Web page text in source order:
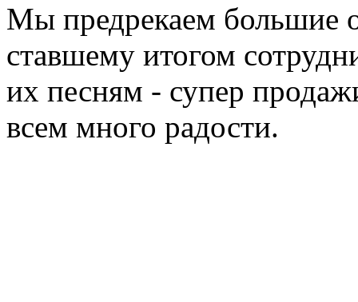
Мы предрекаем большие
ставшему итогом
их песням - супер
всем много радости.